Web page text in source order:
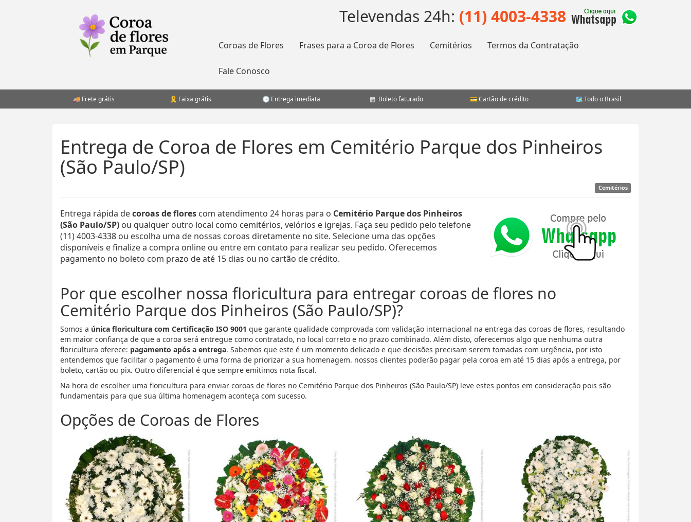
Televendas 24h: (11) 4003-4338
Coroas de Flores Frases para a Coroa de Flores Cemitérios Termos da Contratação
Fale Conosco
Frete grátis Faixa grátis Entrega imediata Boleto faturado Cartão de crédito Todo o Brasil
Entrega de Coroa de Flores em Cemitério Parque dos Pinheiros
(São Paulo/SP)
Cemitérios
Entrega rápida decoroas de flores com atendimento 24 horas para o Cemitério Parque dos Pinheiros
(São Paulo/SP) ou qualquer outro local como cemitérios, velórios e igrejas. Faça seu pedido pelo telefone
(11) 4003-4338 ou escolha uma de nossas coroas diretamente no site. Selecione uma das opções
disponíveis e finalize a compra online ou entre em contato para realizar seu pedido. Oferecemos
pagamento no boleto com prazo de até 15 dias ou no cartão de crédito.
Por que escolher nossa floricultura para entregar coroas de flores no
Cemitério Parque dos Pinheiros (São Paulo/SP)?
Somos a única floricultura com Certificação ISO 9001 que garante qualidade comprovada com validação internacional na entrega das coroas de flores, resultando
em maior confiança de que a coroa será entregue como contratado, no local correto e no prazo combinado. Além disto, oferecemos algo que nenhuma outra
floricultura oferece: pagamento após a entrega. Sabemos que este é um momento delicado e que decisões precisam serem tomadas com urgência, por isto
entendemos que facilitar o pagamento é uma forma de priorizar a sua homenagem. nossos clientes poderão pagar pela coroa em até 15 dias após a entrega, por
boleto, cartão ou pix. Outro diferencial é que sempre emitimos nota fiscal.
Na hora de escolher uma floricultura para enviar coroas de flores no Cemitério Parque dos Pinheiros (São Paulo/SP) leve estes pontos em consideração pois são
fundamentais para que sua última homenagem aconteça com sucesso.
Opções de Coroas de Flores